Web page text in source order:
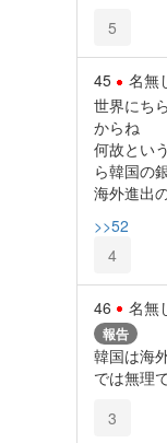
5
45 名無
世界にち
からね
何故とい
ら韓国の
海外進出
>>52
4
46 名無
報告
韓国は海
では無理
3